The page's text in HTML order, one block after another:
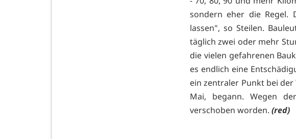
sondern eher die Regel.
lassen", so Steilen.
täglich zwei oder mehr
die vielen gefahrenen
es endlich eine
ein zentraler Punkt bei
Mai, begann. Wegen
verschoben worden. (red)